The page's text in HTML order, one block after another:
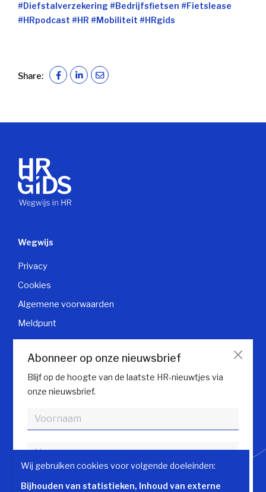
#Diefstalverzekering #Bedrijfsfietsen #Fietslease
#HRpodcast #HR #Mobiliteit #HRgids
Share:
Abonneer op onze nieuwsbrief
Blijf op de hoogte van de laatste HR-nieuwtjes via
onze nieuwsbrief.
Wegwijs
Privacy
Cookies
Algemene voorwaarden
Meldpunt
Klantendienst
Contacteer klantendienst
Volg HR gids
Wij gebruiken cookies voor volgende doeleinden:
Bijhouden van statistieken, Inhoud van externe